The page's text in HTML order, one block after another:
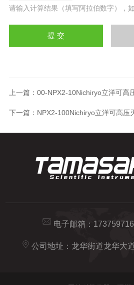
请输入计算结果（填写阿拉伯数字），
上一篇： 00-NPX2-10Nichiryo立洋可高
下一篇： NPX2-100Nichiryo立洋可高压
电子邮箱：
公司地址：龙华街道龙华大